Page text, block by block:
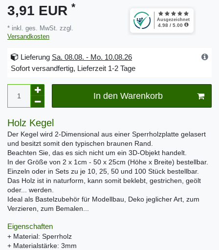
3,91 EUR *
* inkl. ges. MwSt. zzgl.
Versandkosten
Lieferung Sa. 08.08. - Mo. 10.08.26
Sofort versandfertig, Lieferzeit 1-2 Tage
In den Warenkorb
Holz Kegel
Der Kegel wird 2-Dimensional aus einer Sperrholzplatte gelasert
und besitzt somit den typischen braunen Rand.
Beachten Sie, das es sich nicht um ein 3D-Objekt handelt.
In der Größe von 2 x 1cm - 50 x 25cm (Höhe x Breite) bestellbar.
Einzeln oder in Sets zu je 10, 25, 50 und 100 Stück bestellbar.
Das Holz ist in naturform, kann somit beklebt, gestrichen, geölt
oder... werden.
Ideal als Bastelzubehör für Modellbau, Deko jeglicher Art, zum
Verzieren, zum Bemalen...
Eigenschaften
+ Material: Sperrholz
+ Materialstärke: 3mm